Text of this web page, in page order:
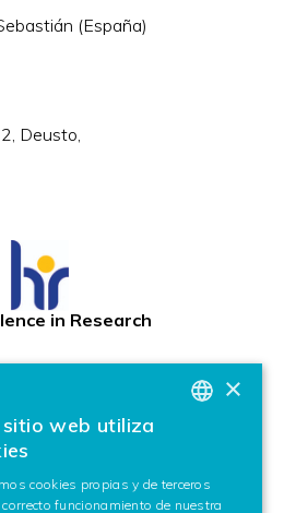
(España)
Deusto,
in Research
ENGLISH
×
sitio web utiliza
cookies propias y de terceros
correcto funcionamiento de nuestra